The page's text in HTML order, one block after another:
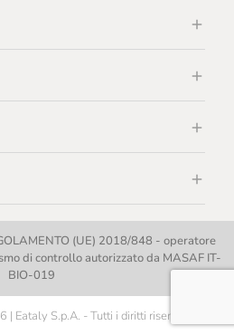
(UE) 2018/848 - operatore
di controllo autorizzato da MASAF IT-
BIO-019
Eataly S.p.A. - Tutti i diritti riservati